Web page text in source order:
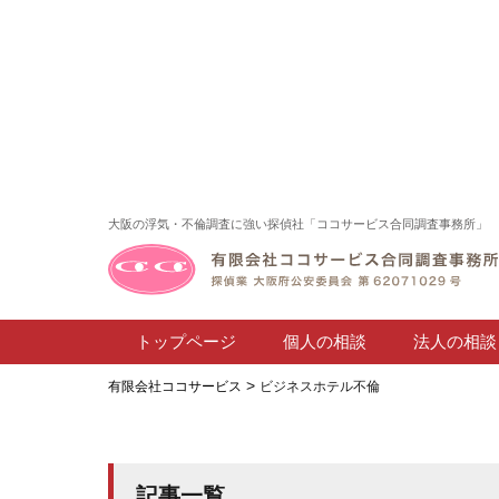
大阪の浮気・不倫調査に強い探偵社「ココサービス合同調査事務所」
トップページ 個人の相談 法人の相談
有限会社ココサービス > ビジネスホテル不倫